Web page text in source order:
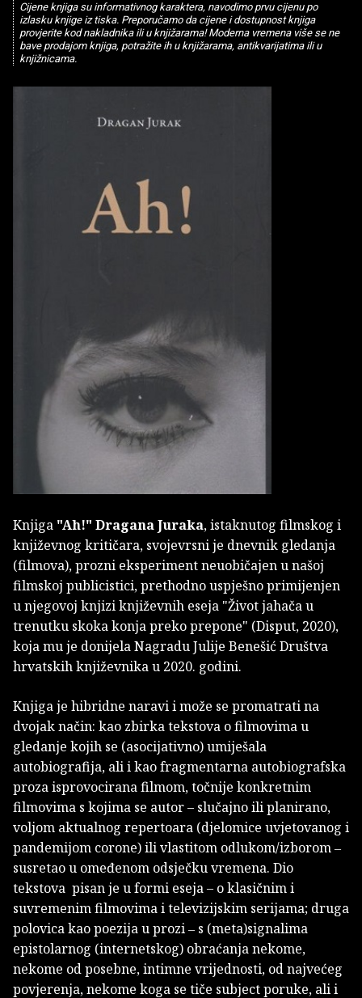
Cijene knjiga su informativnog karaktera, navodimo prvu cijenu po
izlasku knjige iz tiska. Preporučamo da cijene i dostupnost knjiga
provjerite kod nakladnika ili u knjižarama! Moderna vremena više se ne
bave prodajom knjiga, potražite ih u knjižarama, antikvarijatima ili u
knjižnicama.
Knjiga "Ah!" Dragana Juraka, istaknutog filmskog i
književnog kritičara, svojevrsni je dnevnik gledanja
(filmova), prozni eksperiment neuobičajen u našoj
filmskoj publicistici, prethodno uspješno primijenjen
u njegovoj knjizi književnih eseja "Život jahača u
trenutku skoka konja preko prepone" (Disput, 2020),
koja mu je donijela Nagradu Julije Benešić Društva
hrvatskih književnika u 2020. godini.
Knjiga je hibridne naravi i može se promatrati na
dvojak način: kao zbirka tekstova o filmovima u
gledanje kojih se (asocijativno) umiješala
autobiografija, ali i kao fragmentarna autobiografska
proza isprovocirana filmom, točnije konkretnim
filmovima s kojima se autor – slučajno ili planirano,
voljom aktualnog repertoara (djelomice uvjetovanog i
pandemijom corone) ili vlastitom odlukom/izborom ‒
susretao u omeđenom odsječku vremena. Dio
tekstova pisan je u formi eseja – o klasičnim i
suvremenim filmovima i televizijskim serijama; druga
polovica kao poezija u prozi ‒ s (meta)signalima
epistolarnog (internetskog) obraćanja nekome,
nekome od posebne, intimne vrijednosti, od najvećeg
povjerenja, nekome koga se tiče subject poruke, ali i